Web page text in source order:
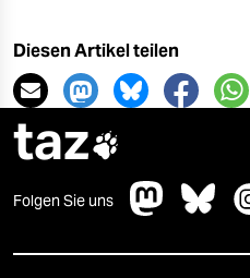
Diesen Artikel teilen
taz
Folgen Sie uns